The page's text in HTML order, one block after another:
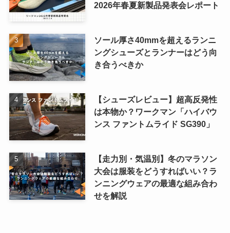
2026年春夏新製品発表会レポート
ソール厚さ40mmを超えるランニ
ングシューズとランナーはどう向
き合うべきか
【シューズレビュー】超高反発性
は本物か？ワークマン「ハイバウ
ンス ファントムライド SG390」
【走力別・気温別】冬のマラソン
大会は服装をどうすればいい？ラ
ンニングウェアの最適な組み合わ
せを解説